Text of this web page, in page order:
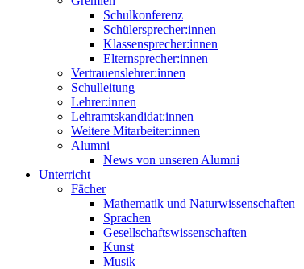
Schulkonferenz
Schülersprecher:innen
Klassensprecher:innen
Elternsprecher:innen
Vertrauenslehrer:innen
Schulleitung
Lehrer:innen
Lehramtskandidat:innen
Weitere Mitarbeiter:innen
Alumni
News von unseren Alumni
Unterricht
Fächer
Mathematik und Naturwissenschaften
Sprachen
Gesellschaftswissenschaften
Kunst
Musik